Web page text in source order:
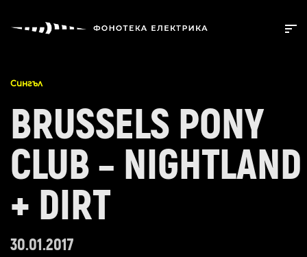
Сингъл
BRUSSELS PONY
CLUB – NIGHTLAND
+ DIRT
30.01.2017